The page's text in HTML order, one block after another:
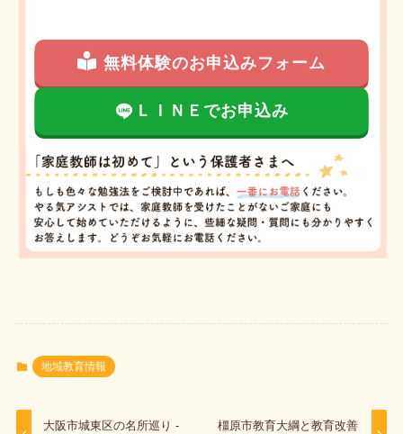
無料体験のお申込みフォーム
ＬＩＮＥでお申込み
地域教育情報
大阪市城東区の名所巡り -
橿原市教育大綱と教育改善